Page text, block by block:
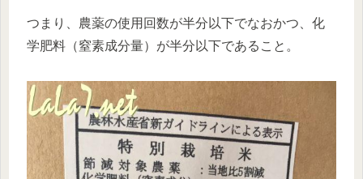
つまり、農薬の使用回数が半分以下でなおかつ、化
学肥料（窒素成分量）が半分以下であること。